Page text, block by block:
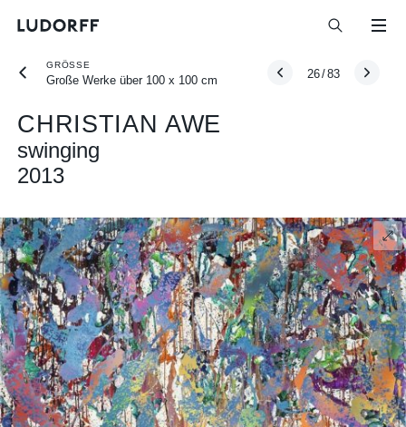
GRÖSSE
Große Werke über 100 x 100 cm
26/83
CHRISTIAN AWE
swinging
2013